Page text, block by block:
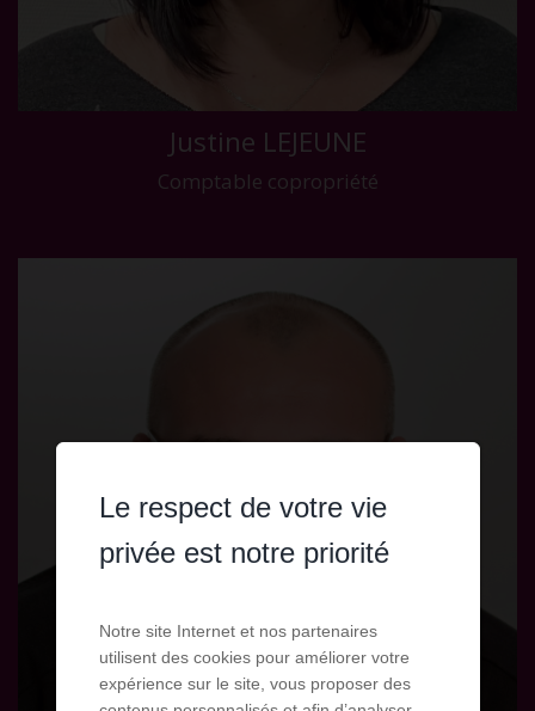
Justine LEJEUNE
Comptable copropriété
Le respect de votre vie
privée est notre priorité
Notre site Internet et nos partenaires
utilisent des cookies pour améliorer votre
expérience sur le site, vous proposer des